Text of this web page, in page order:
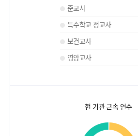
준교사
특수학교 정교사
보건교사
영양교사
현 기관 근속 연수